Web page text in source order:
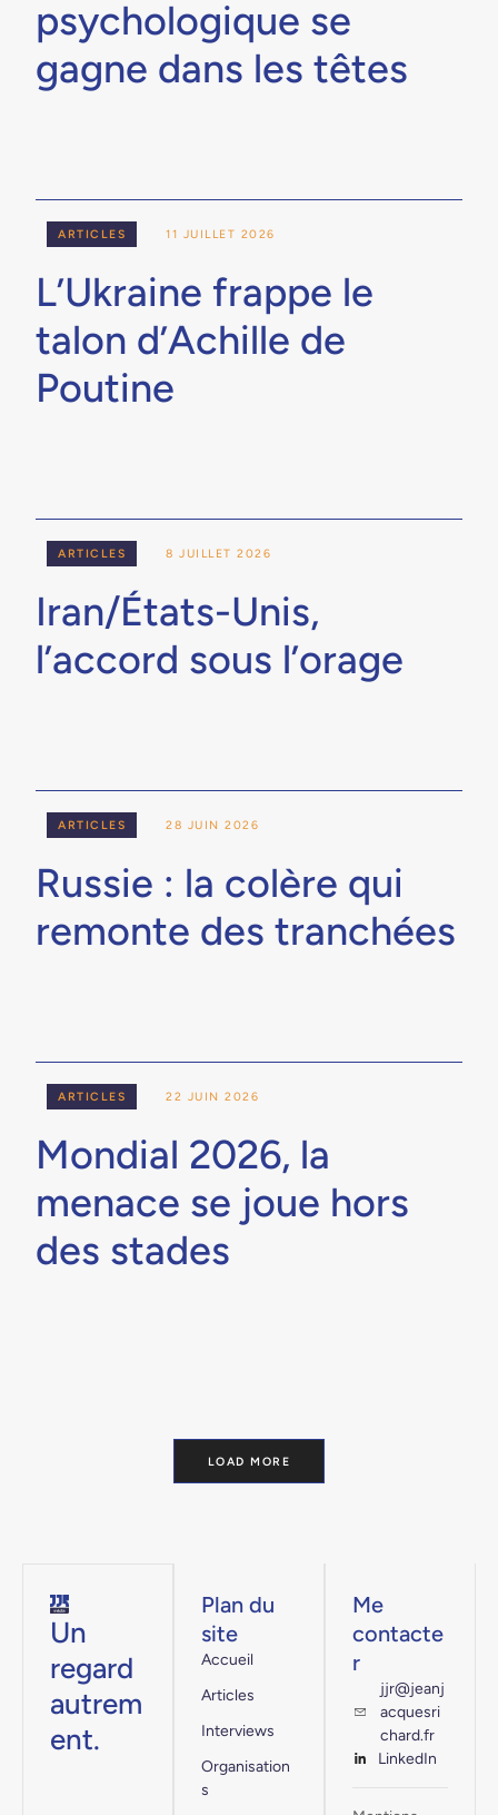
psychologique se
gagne dans les têtes
L’Ukraine frappe le
talon d’Achille de
Poutine
11 JUILLET 2026
ARTICLES
Iran/États-Unis,
l’accord sous l’orage
8 JUILLET 2026
ARTICLES
Russie : la colère qui
remonte des tranchées
28 JUIN 2026
ARTICLES
Mondial 2026, la
menace se joue hors
des stades
22 JUIN 2026
ARTICLES
LOAD MORE
Un
regard
autrem
ent.
Plan du
site
Accueil
Articles
Interviews
Organisation
s
Me
contacte
r
jjr@jeanj
acquesri
chard.fr
LinkedIn